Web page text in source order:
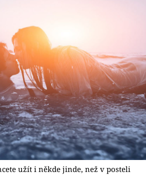
užít i někde jinde, než v posteli